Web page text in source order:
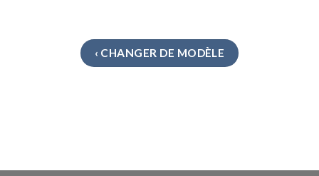
‹ CHANGER DE MODÈLE